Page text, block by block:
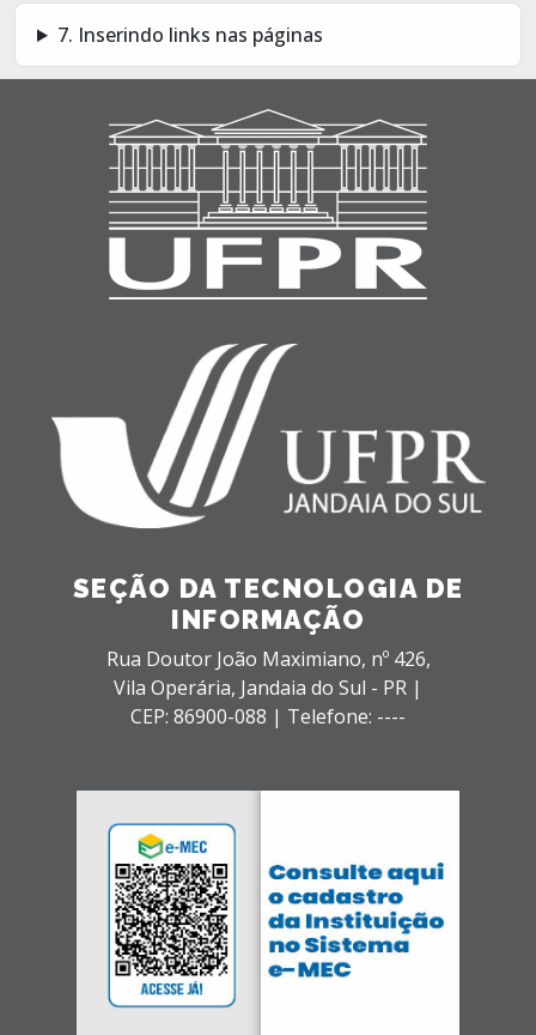
7. Inserindo links nas páginas
SEÇÃO DA TECNOLOGIA DE
INFORMAÇÃO
Rua Doutor João Maximiano, nº 426,
Vila Operária, Jandaia do Sul - PR |
CEP: 86900-088 | Telefone: ----